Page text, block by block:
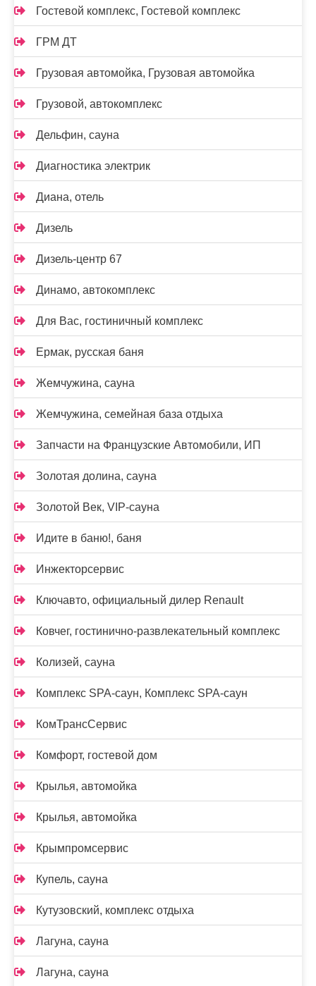
Гостевой комплекс, Гостевой комплекс
ГРМ ДТ
Грузовая автомойка, Грузовая автомойка
Грузовой, автокомплекс
Дельфин, сауна
Диагностика электрик
Диана, отель
Дизель
Дизель-центр 67
Динамо, автокомплекс
Для Вас, гостиничный комплекс
Ермак, русская баня
Жемчужина, сауна
Жемчужина, семейная база отдыха
Запчасти на Французские Автомобили, ИП
Золотая долина, сауна
Золотой Век, VIP-сауна
Идите в баню!, баня
Инжекторсервис
Ключавто, официальный дилер Renault
Ковчег, гостинично-развлекательный комплекс
Колизей, сауна
Комплекс SPA-саун, Комплекс SPA-саун
КомТрансСервис
Комфорт, гостевой дом
Крылья, автомойка
Крылья, автомойка
Крымпромсервис
Купель, сауна
Кутузовский, комплекс отдыха
Лагуна, сауна
Лагуна, сауна